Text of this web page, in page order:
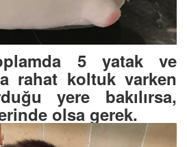
5 yatak ve
rahat koltuk varken
yere bakılırsa,
olsa gerek.